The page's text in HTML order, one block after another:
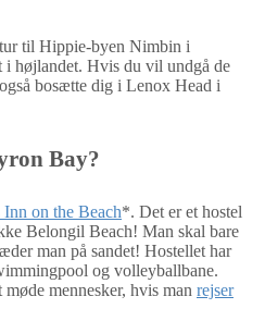
til Hippie-byen Nimbin i
i højlandet. Hvis du vil undgå de
bosætte dig i Lenox Head i
Bay?
on the Beach*. Det er et hostel
Belongil Beach! Man skal bare
man på sandet! Hostellet har
og volleyballbane.
mennesker, hvis man rejser